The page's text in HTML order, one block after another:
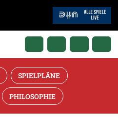
SPIELPLÄNE
PHILOSOPHIE